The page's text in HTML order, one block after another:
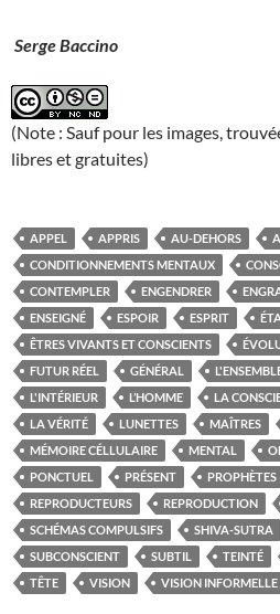
Serge Baccino
(Note : Sauf pour les images,
libres et gratuites)
APPEL APPRIS AU-DEHORS
CONDITIONNEMENTS MENTAUX
CONTEMPLER
ENGENDRER
ENSEIGNÉ
ESPOIR ESPRIT
ÊTRES VIVANTS ET CONSCIENTS
FUTUR RÉEL
GÉNÉRAL
L'INTÉRIEUR
L’HOMME
LA
LA VÉRITÉ
LUNETTES MAÎTRES
MÉMOIRE CÉLLULAIRE
MENTAL
PONCTUEL
PRÉSENT PROPHÈTES
REPRODUCTEURS
REPRODUCTION
SCHÉMAS COMPULSIFS
SHIVA-SUTRA
SUBCONSCIENT
SUBTIL TEINTÉ
TÊTE
VISION VISION INFORMELLE